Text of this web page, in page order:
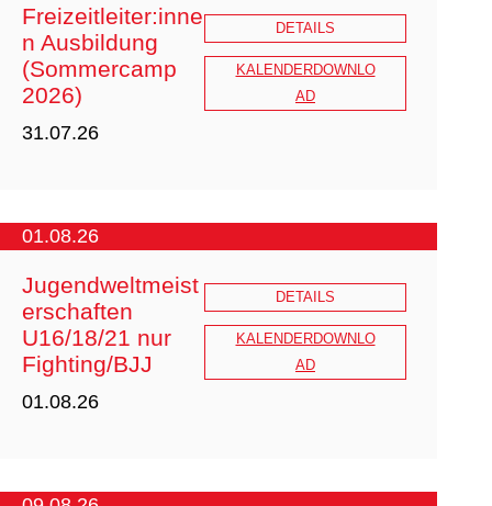
Freizeitleiter:inne
n Ausbildung
(Sommercamp
2026)
31.07.26
DETAILS
Ausschreibung_FZL_2026_Norderne
KALENDERDOWNLO
AD
01.08.26
Jugendweltmeist
erschaften
U16/18/21 nur
Fighting/BJJ
01.08.26
DETAILS
KALENDERDOWNLO
AD